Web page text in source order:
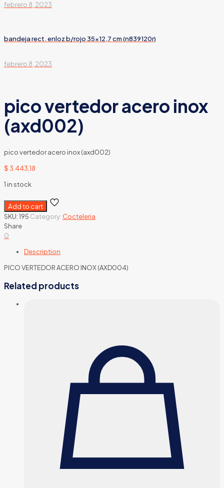
febrero 8, 2023
bandeja rect. enloz b/rojo 35×12,7 cm (n839120r)
febrero 8, 2023
pico vertedor acero inox
(axd002)
pico vertedor acero inox (axd002)
$3.443,18
1 in stock
Add to cart
SKU:195 Category: Cocteleria
Share
0
Description
PICO VERTEDOR ACERO INOX (AXD004)
Related products